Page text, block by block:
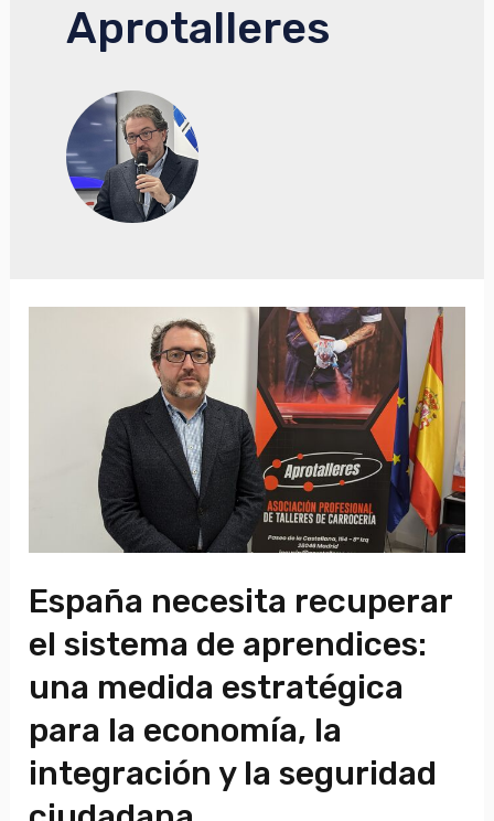
Aprotalleres
España necesita recuperar
el sistema de aprendices:
una medida estratégica
para la economía, la
integración y la seguridad